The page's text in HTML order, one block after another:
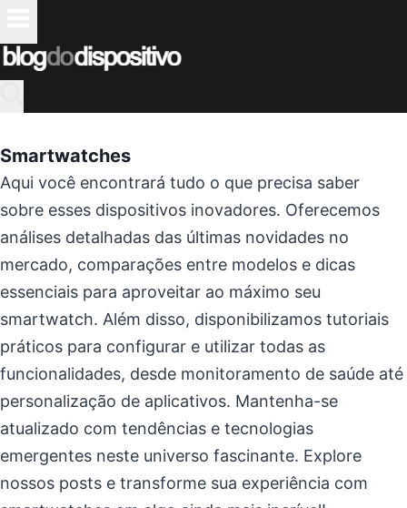
o
Smartwatches
Aqui você encontrará tudo o que precisa saber
sobre esses dispositivos inovadores. Oferecemos
análises detalhadas das últimas novidades no
mercado, comparações entre modelos e dicas
essenciais para aproveitar ao máximo seu
smartwatch. Além disso, disponibilizamos tutoriais
práticos para configurar e utilizar todas as
funcionalidades, desde monitoramento de saúde até
personalização de aplicativos. Mantenha-se
atualizado com tendências e tecnologias
emergentes neste universo fascinante. Explore
nossos posts e transforme sua experiência com